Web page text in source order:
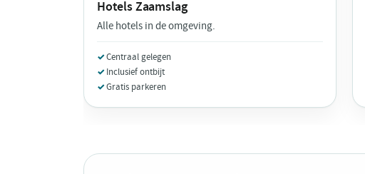
HotelsZaamslag
Alle hotels in de omgeving.
Centraal gelegen
Inclusief ontbijt
Gratis parkeren